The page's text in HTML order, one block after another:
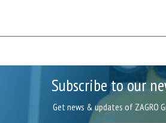
Subscribe to our
Get news & updates of ZAGRO